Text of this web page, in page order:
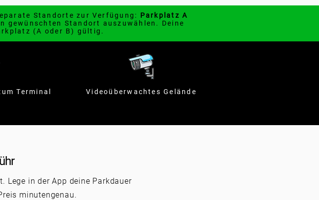
Standorte zur Verfügung: Parkplatz A
gewünschten Standort auszuwählen. Deine
(A oder B) gültig.
Terminal Videoüberwachtes Gelände
Lege in der App deine Parkdauer
minutengenau.